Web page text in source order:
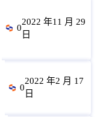
0
2022 年11 月 29
日
0
2022 年2 月 17
日